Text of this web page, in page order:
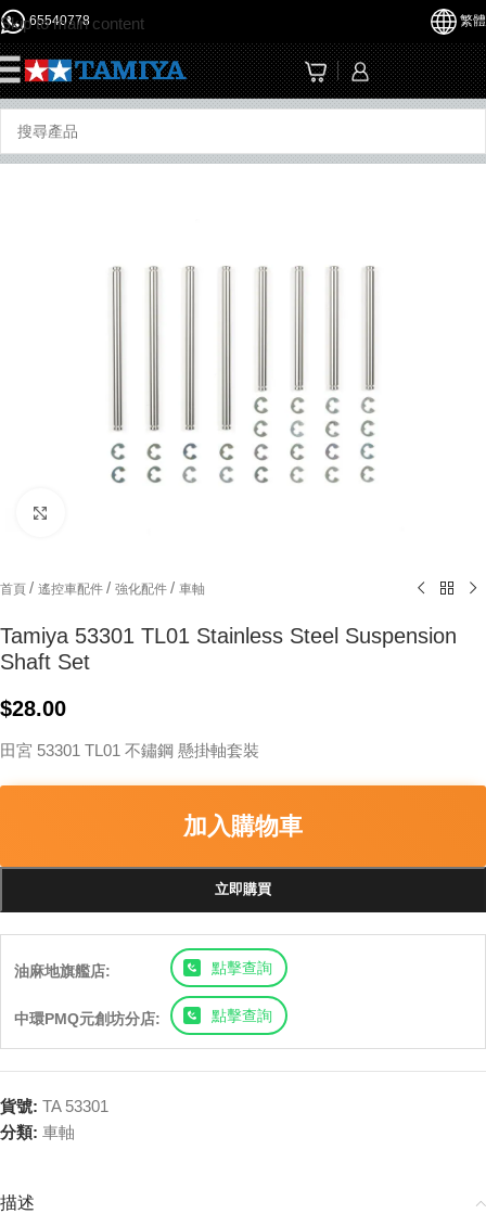
Skip to main content
65540778 繁體
首頁 / 遙控車配件 / 強化配件 / 車軸
Tamiya 53301 TL01 Stainless Steel Suspension
Shaft Set
$28.00
田宮 53301 TL01 不鏽鋼 懸掛軸套裝
加入購物車
立即購買
油麻地旗艦店: 點擊查詢
中環PMQ元創坊分店: 點擊查詢
貨號: TA 53301
分類: 車軸
描述